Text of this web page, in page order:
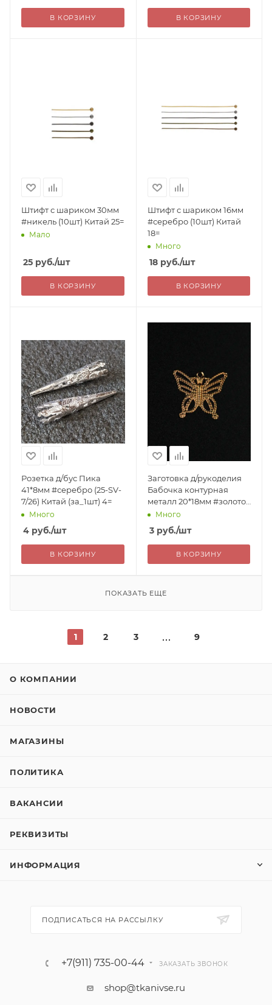
В КОРЗИНУ В КОРЗИНУ
Штифт с шариком 30мм
#никель (10шт) Китай 25=
Мало
25 руб./шт
В КОРЗИНУ
Штифт с шариком 16мм
#серебро (10шт) Китай
18=
Много
18руб./шт
В КОРЗИНУ
Розетка д/бус Пика
41*8мм #серебро (25-SV-
7/26) Китай (за_1шт) 4=
Много
4 руб./шт
В КОРЗИНУ
Заготовка д/рукоделия
Бабочка контурная
металл 20*18мм #золото
желтое (25-SV-7/19) Китай
(за_1шт) 3=
Много
3руб./шт
В КОРЗИНУ
ПОКАЗАТЬ ЕЩЕ
1 2 3 9
О КОМПАНИИ
НОВОСТИ
МАГАЗИНЫ
ПОЛИТИКА
ВАКАНСИИ
РЕКВИЗИТЫ
ИНФОРМАЦИЯ
ПОДПИСАТЬСЯ НА РАССЫЛКУ
+7(911) 735-00-44 ЗАКАЗАТЬ ЗВОНОК
shop@tkanivse.ru